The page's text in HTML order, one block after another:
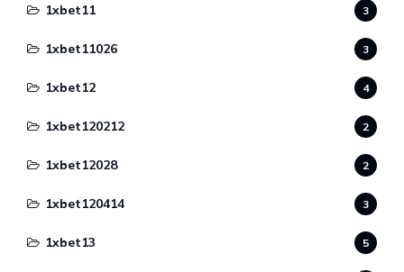
1xbet11 3
1xbet11026 3
1xbet12 4
1xbet120212 2
1xbet12028 2
1xbet120414 3
1xbet13 5